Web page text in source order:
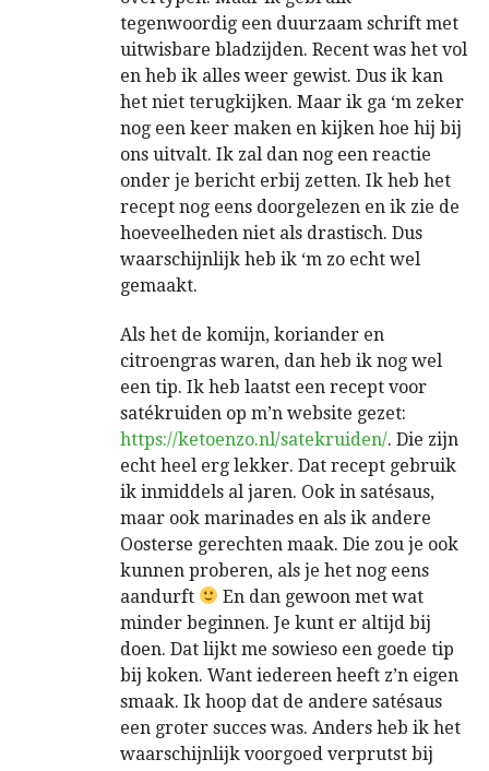
tegenwoordig een duurzaam schrift met
uitwisbare bladzijden. Recent was het vol
en heb ik alles weer gewist. Dus ik kan
het niet terugkijken. Maar ik ga ‘m zeker
nog een keer maken en kijken hoe hij bij
ons uitvalt. Ik zal dan nog een reactie
onder je bericht erbij zetten. Ik heb het
recept nog eens doorgelezen en ik zie de
hoeveelheden niet als drastisch. Dus
waarschijnlijk heb ik ‘m zo echt wel
gemaakt.
Als het de komijn, koriander en
citroengras waren, dan heb ik nog wel
een tip. Ik heb laatst een recept voor
satékruiden op m’n website gezet:
https://ketoenzo.nl/satekruiden/. Die zijn
echt heel erg lekker. Dat recept gebruik
ik inmiddels al jaren. Ook in satésaus,
maar ook marinades en als ik andere
Oosterse gerechten maak. Die zou je ook
kunnen proberen, als je het nog eens
aandurft
En dan gewoon met wat
minder beginnen. Je kunt er altijd bij
doen. Dat lijkt me sowieso een goede tip
bij koken. Want iedereen heeft z’n eigen
smaak. Ik hoop dat de andere satésaus
een groter succes was. Anders heb ik het
waarschijnlijk voorgoed verprutst bij